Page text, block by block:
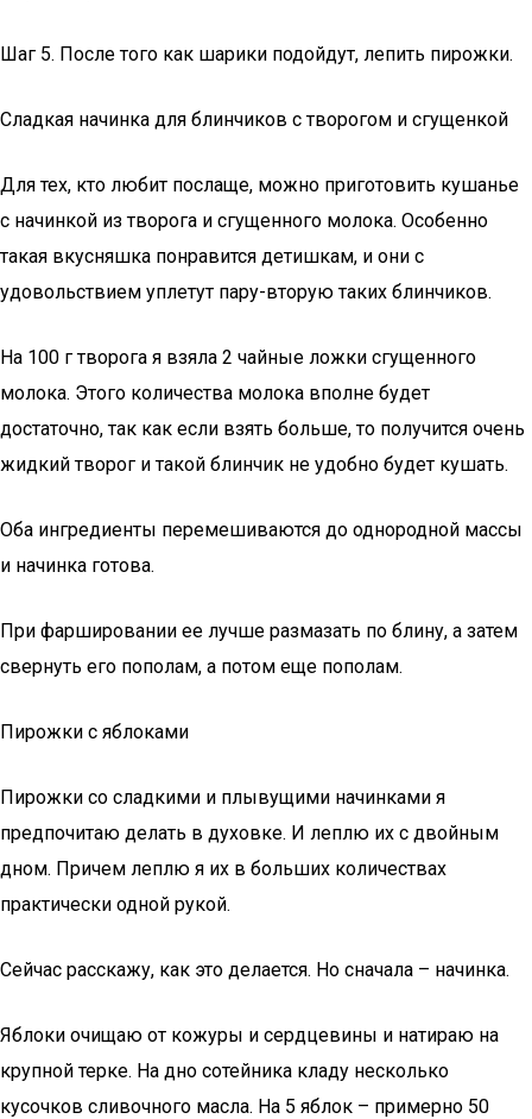
Шаг 5. После того как шарики подойдут, лепить пирожки.
Сладкая начинка для блинчиков с творогом и сгущенкой
Для тех, кто любит послаще, можно приготовить кушанье
с начинкой из творога и сгущенного молока. Особенно
такая вкусняшка понравится детишкам, и они с
удовольствием уплетут пару-вторую таких блинчиков.
На 100 г творога я взяла 2 чайные ложки сгущенного
молока. Этого количества молока вполне будет
достаточно, так как если взять больше, то получится очень
жидкий творог и такой блинчик не удобно будет кушать.
Оба ингредиенты перемешиваются до однородной массы
и начинка готова.
При фаршировании ее лучше размазать по блину, а затем
свернуть его пополам, а потом еще пополам.
Пирожки с яблоками
Пирожки со сладкими и плывущими начинками я
предпочитаю делать в духовке. И леплю их с двойным
дном. Причем леплю я их в больших количествах
практически одной рукой.
Сейчас расскажу, как это делается. Но сначала – начинка.
Яблоки очищаю от кожуры и сердцевины и натираю на
крупной терке. На дно сотейника кладу несколько
кусочков сливочного масла. На 5 яблок – примерно 50